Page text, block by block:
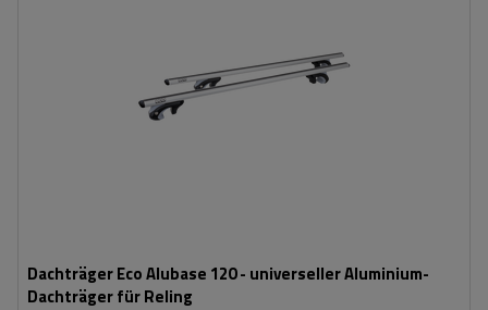
Dachträger Eco Alubase 120 - universeller Aluminium-
Dachträger für Reling